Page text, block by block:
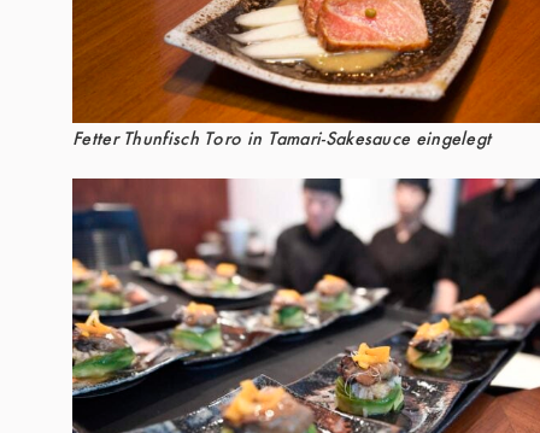
Fetter Thunfisch Toro in Tamari-Sakesauce eingelegt